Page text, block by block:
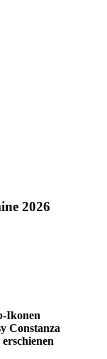
2026
Ikonen
Constanza